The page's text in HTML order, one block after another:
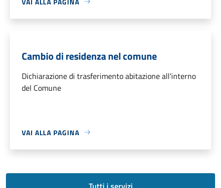
Cambio di residenza nel comune
Dichiarazione di trasferimento abitazione all'interno
del Comune
VAI ALLA PAGINA